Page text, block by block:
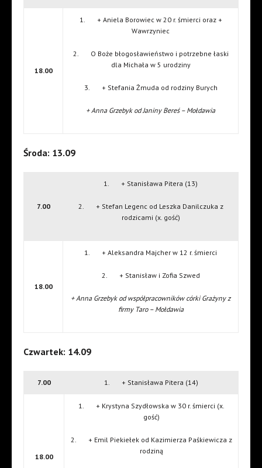
18.00
1. + Aniela Borowiec w 20 r. śmierci oraz +
Wawrzyniec
2. O Boże błogosławieństwo i potrzebne łaski
dla Michała w 5 urodziny
3. + Stefania Żmuda od rodziny Burych
+ Anna Grzebyk od Janiny Bereś – Mołdawia
Środa: 13.09
7.00
1. + Stanisława Pitera (13)
2. + Stefan Legenc od Leszka Danilczuka z
rodzicami (x. gość)
18.00
1. + Aleksandra Majcher w 12 r. śmierci
2. + Stanisław i Zofia Szwed
+ Anna Grzebyk od współpracowników córki Grażyny z
firmy Taro – Mołdawia
Czwartek: 14.09
7.00 1. + Stanisława Pitera (14)
18.00
1. + Krystyna Szydłowska w 30 r. śmierci (x.
gość)
2. + Emil Piekiełek od Kazimierza Paśkiewicza z
rodziną